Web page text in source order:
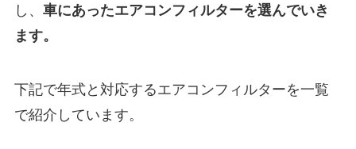
し、 車にあったエアコンフィルターを選んでいき
ます。
下記で年式と対応するエアコンフィルターを一覧
で紹介しています。